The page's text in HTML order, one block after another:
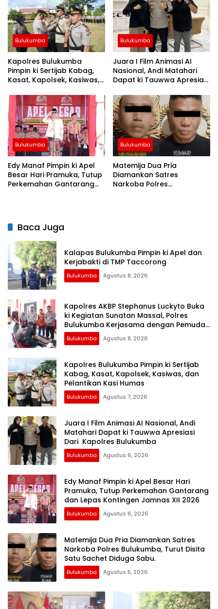
Bulukumba
Kapolres Bulukumba
Pimpin ki Sertijab Kabag,
Kasat, Kapolsek, Kasiwas,
Bulukumba
Juara I Film Animasi AI
Nasional, Andi Matahari
Dapat ki Tauwwa Apresiasi
Bulukumba
Edy Manaf Pimpin ki Apel
Besar Hari Pramuka, Tutup
Perkemahan Gantarang
Bulukumba
Matemija Dua Pria
Diamankan Satres
Narkoba Polres
Baca Juga
Kalapas Bulukumba Pimpin ki Apel dan
Kerjabakti di TMP Taccorong
Bulukumba Agustus 8, 2026
Kapolres AKBP Stephanus Luckyto Buka
ki Kegiatan Sunatan Massal, Polres
Bulukumba Kerjasama dengan Pemuda
Pancasila
Bulukumba Agustus 8, 2026
Kapolres Bulukumba Pimpin ki Sertijab
Kabag, Kasat, Kapolsek, Kasiwas, dan
Pelantikan Kasi Humas
Bulukumba Agustus 7, 2026
Juara I Film Animasi AI Nasional, Andi
Matahari Dapat ki Tauwwa Apresiasi
Dari Kapolres Bulukumba
Bulukumba Agustus 6, 2026
Edy Manaf Pimpin ki Apel Besar Hari
Pramuka, Tutup Perkemahan Gantarang
dan Lepas Kontingen Jamnas XII 2026
Bulukumba Agustus 6, 2026
Matemija Dua Pria Diamankan Satres
Narkoba Polres Bulukumba, Turut Disita
Satu Sachet Diduga Sabu.
Bulukumba Agustus 5, 2026